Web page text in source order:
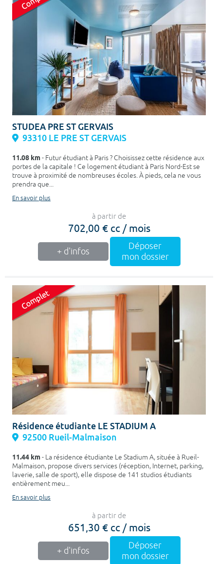
STUDEA PRE ST GERVAIS
93310 LE PRE ST GERVAIS
11.08 km- Futur étudiant à Paris ? Choisissez cette résidence aux
portes de la capitale ! Ce logement étudiant à Paris Nord-Est se
trouve à proximité de nombreuses écoles. À pieds, cela ne vous
prendra que...
En savoir plus
à partir de
702,00 € cc / mois
+ d'infos
Déposer
mon dossier
Résidence étudiante LE STADIUM A
92500 Rueil-Malmaison
11.44 km- La résidence étudiante Le Stadium A, située à Rueil-
Malmaison, propose divers services (réception, Internet, parking,
laverie, salle de sport), elle dispose de 141 studios étudiants
entièrement meu...
En savoir plus
à partir de
651,30 € cc / mois
+ d'infos
Déposer
mon dossier